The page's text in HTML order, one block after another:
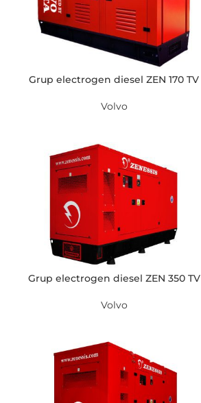
Grup electrogen diesel ZEN 170 TV
Volvo
Grup electrogen diesel ZEN 350 TV
Volvo